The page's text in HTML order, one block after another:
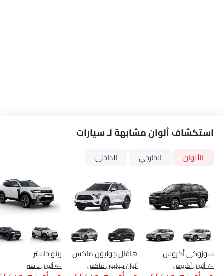
استكشاف ألوان مشابهة لـ سيارات
الألوان الخارجي الداخلي
سوزوكي أكروس
+7 ألوان أكروس
هافال جوليون ماكس
ألوان جوليون ماكس
رينو داستر
+4 ألوان داستر